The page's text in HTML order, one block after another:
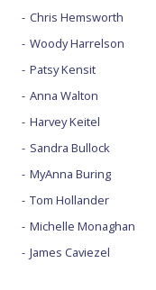
Chris Hemsworth
Woody Harrelson
Patsy Kensit
Anna Walton
Harvey Keitel
Sandra Bullock
MyAnna Buring
Tom Hollander
Michelle Monaghan
James Caviezel